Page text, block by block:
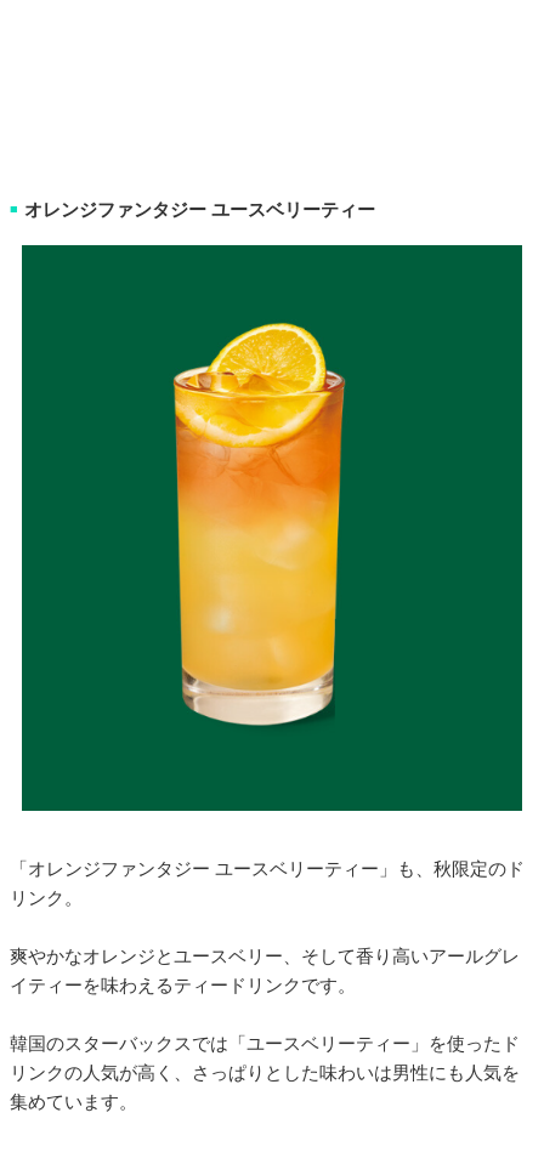
■ オレンジファンタジー ユースベリーティー
「オレンジファンタジー ユースベリーティー」も、秋限定のド
リンク。
爽やかなオレンジとユースベリー、そして香り高いアールグレ
イティーを味わえるティードリンクです。
韓国のスターバックスでは「ユースベリーティー」を使ったド
リンクの人気が高く、さっぱりとした味わいは男性にも人気を
集めています。